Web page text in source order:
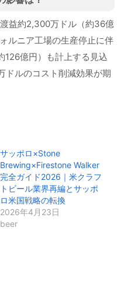
益約2,300万ドル（約36億
ルニア工場の生産停止に伴
126億円）も計上する見込
ドルのコスト削減効果が期
サッポロ×Stone
Brewing×Firestone Walker
完全ガイド2026｜米クラフ
トビール業界再編とサッポ
ロ米国戦略の転換
2026年4月23日
beer